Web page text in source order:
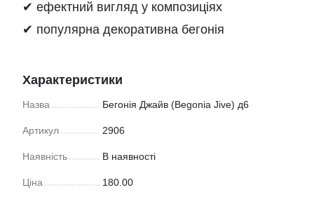
✔ ефектний вигляд у композиціях
✔ популярна декоративна бегонія
Характеристики
Назва Бегонія Джайв (Begonia Jive) д6
Артикул 2906
Наявність В наявності
Ціна 180.00